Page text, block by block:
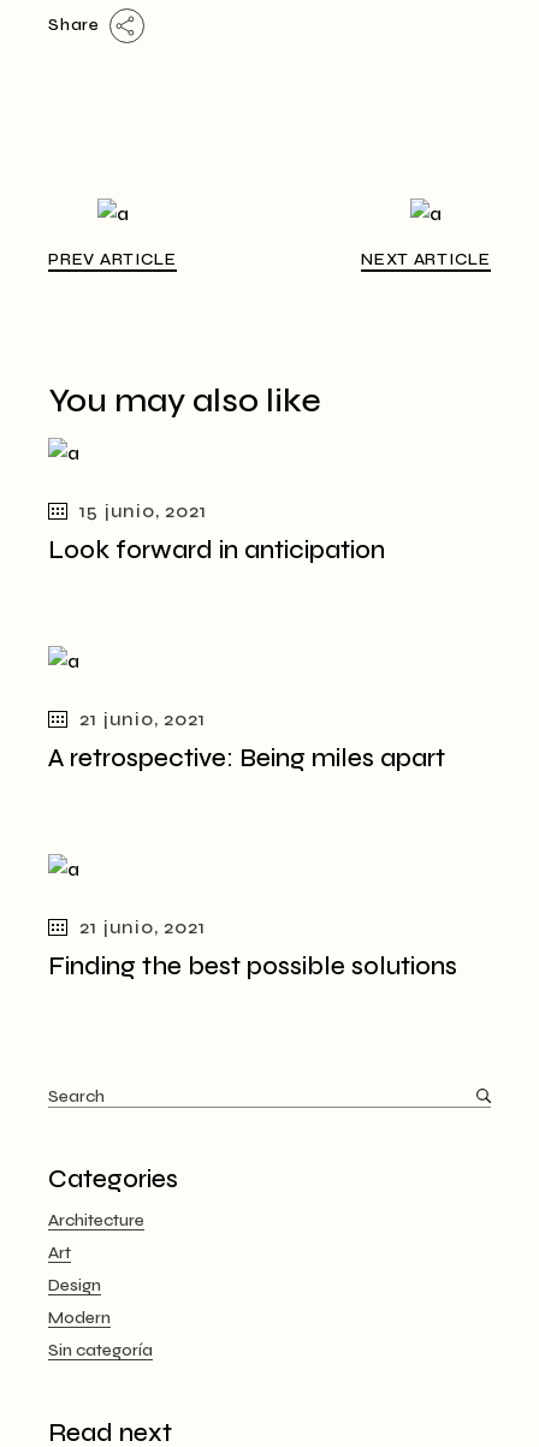
Share
PREV ARTICLE NEXT ARTICLE
You may also like
15 junio, 2021
Look forward in anticipation
21 junio, 2021
A retrospective: Being miles apart
21 junio, 2021
Finding the best possible solutions
Categories
Architecture
Art
Design
Modern
Sin categoría
Read next